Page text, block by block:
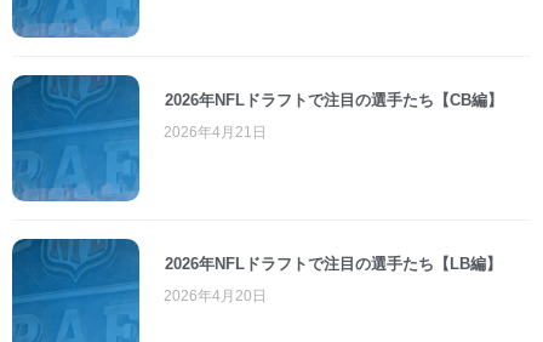
2026年NFLドラフトで注目の選手たち【CB編】
2026年4月21日
2026年NFLドラフトで注目の選手たち【LB編】
2026年4月20日